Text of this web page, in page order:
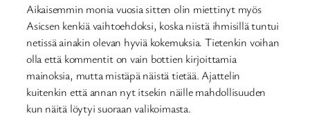
Aikaisemmin monia vuosia sitten olin miettinyt myös
Asicsen kenkiä vaihtoehdoksi, koska niistä ihmisillä tuntui
netissä ainakin olevan hyviä kokemuksia. Tietenkin voihan
olla että kommentit on vain bottien kirjoittamia
mainoksia, mutta mistäpä näistä tietää. Ajattelin
kuitenkin että annan nyt itsekin näille mahdollisuuden
kun näitä löytyi suoraan valikoimasta.